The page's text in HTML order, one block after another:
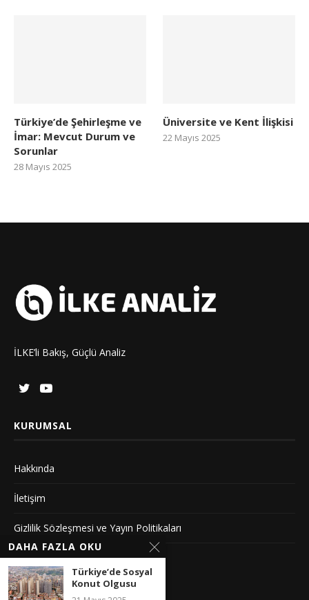
Türkiye’de Şehirleşme ve
İmar: Mevcut Durum ve
Sorunlar
28 Mayıs 2025
Üniversite ve Kent İlişkisi
22 Mayıs 2025
İLKE’li Bakış, Güçlü Analiz
KURUMSAL
Hakkında
İletişim
Gizlilik Sözleşmesi ve Yayın Politikaları
Künye
YAYIN İLKELERIMIZ
DAHA FAZLA OKU
Türkiye’de Sosyal
Konut Olgusu